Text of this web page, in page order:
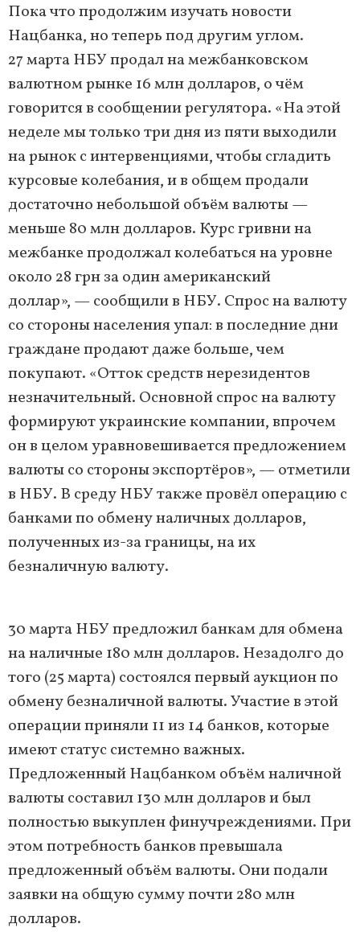
Пока что продолжим изучать новости
Нацбанка, но теперь под другим углом.
27 марта НБУ продал на межбанковском
валютном рынке 16 млн долларов, о чём
говорится в сообщении регулятора. «На этой
неделе мы только три дня из пяти выходили
на рынок с интервенциями, чтобы сгладить
курсовые колебания, и в общем продали
достаточно небольшой объём валюты —
меньше 80 млн долларов. Курс гривни на
межбанке продолжал колебаться на уровне
около 28 грн за один американский
доллар», — сообщили в НБУ. Спрос на валюту
со стороны населения упал: в последние дни
граждане продают даже больше, чем
покупают. «Отток средств нерезидентов
незначительный. Основной спрос на валюту
формируют украинские компании, впрочем
он в целом уравновешивается предложением
валюты со стороны экспортёров», — отметили
в НБУ. В среду НБУ также провёл операцию с
банками по обмену наличных долларов,
полученных из-за границы, на их
безналичную валюту.
30 марта НБУ предложил банкам для обмена
на наличные 180 млн долларов. Незадолго до
того (25 марта) состоялся первый аукцион по
обмену безналичной валюты. Участие в этой
операции приняли 11 из 14 банков, которые
имеют статус системно важных.
Предложенный Нацбанком объём наличной
валюты составил 130 млн долларов и был
полностью выкуплен финучреждениями. При
этом потребность банков превышала
предложенный объём валюты. Они подали
заявки на общую сумму почти 280 млн
долларов.